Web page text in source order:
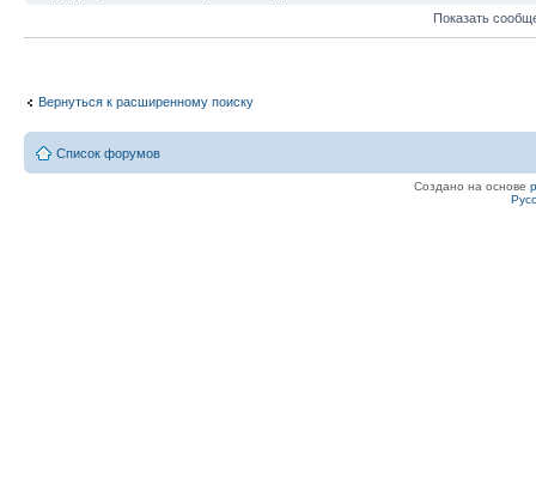
Показать
Вернуться к расширенному поиску
Список форумов
Создано на основе